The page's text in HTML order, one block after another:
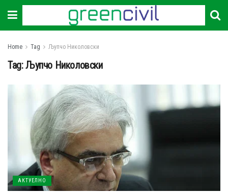
Home Tag Љупчо Николовски
Tag:Љупчо Николовски
АКТУЕЛНО